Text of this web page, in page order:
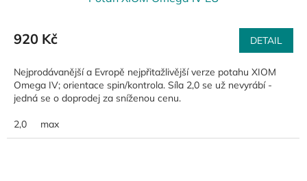
920 Kč DETAIL
Nejprodávanější a Evropě nejpřitažlivější verze potahu XIOM
Omega IV; orientace spin/kontrola. Síla 2,0 se už nevyrábí -
jedná se o doprodej za sníženou cenu.
2,0 max